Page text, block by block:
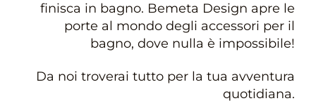
finisca in bagno. Bemeta Design apre le
porte al mondo degli accessori per il
bagno, dove nulla è impossibile!
Da noi troverai tutto per la tua avventura
quotidiana.